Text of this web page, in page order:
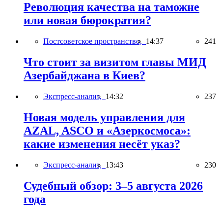
Революция качества на таможне
или новая бюрократия?
Постсоветское пространство, 14:37 241
Что стоит за визитом главы МИД
Азербайджана в Киев?
Экспресс-анализ, 14:32 237
Новая модель управления для
AZAL, ASCO и «Азеркосмоса»:
какие изменения несёт указ?
Экспресс-анализ, 13:43 230
Судебный обзор: 3–5 августа 2026
года